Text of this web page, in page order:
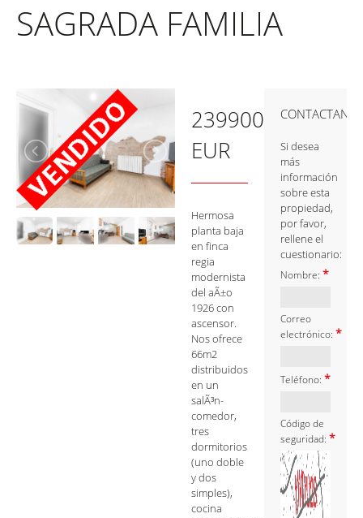
SAGRADA FAMILIA
239900
EUR
Hermosa
planta baja
en finca
regia
modernista
del aÃ±o
1926 con
ascensor.
Nos ofrece
66m2
distribuidos
en un
salÃ³n-
comedor,
tres
dormitorios
(uno doble
y dos
simples),
cocina
Si desea
más
información
sobre esta
propiedad,
por favor,
rellene el
cuestionario:
Nombre: *
Correo
electrónico: *
Teléfono: *
Código de
seguridad: *